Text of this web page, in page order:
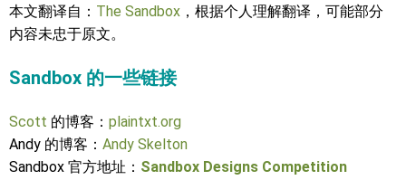
本文翻译自： The Sandbox ，根据个人理解翻译，可能部分
内容未忠于原文。
Sandbox 的一些链接
Scott 的博客： plaintxt.org
Andy 的博客： Andy Skelton
Sandbox 官方地址： Sandbox Designs Competition